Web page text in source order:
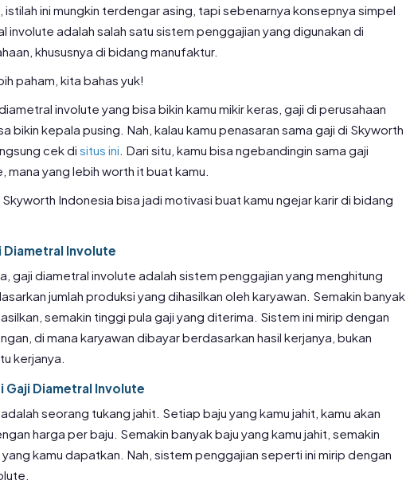
istilah ini mungkin terdengar asing, tapi sebenarnya konsepnya simpel
involute adalah salah satu sistem penggajian yang digunakan di
khususnya di bidang manufaktur.
paham, kita bahas yuk!
involute yang bisa bikin kamu mikir keras, gaji di perusahaan
bikin kepala pusing. Nah, kalau kamu penasaran sama gaji di Skyworth
cek di situs ini . Dari situ, kamu bisa ngebandingin sama gaji
mana yang lebih worth it buat kamu.
Skyworth Indonesia bisa jadi motivasi buat kamu ngejar karir di bidang
Diametral Involute
gaji diametral involute adalah sistem penggajian yang menghitung
jumlah produksi yang dihasilkan oleh karyawan. Semakin banyak
semakin tinggi pula gaji yang diterima. Sistem ini mirip dengan
di mana karyawan dibayar berdasarkan hasil kerjanya, bukan
kerjanya.
Gaji Diametral Involute
seorang tukang jahit. Setiap baju yang kamu jahit, kamu akan
harga per baju. Semakin banyak baju yang kamu jahit, semakin
kamu dapatkan. Nah, sistem penggajian seperti ini mirip dengan